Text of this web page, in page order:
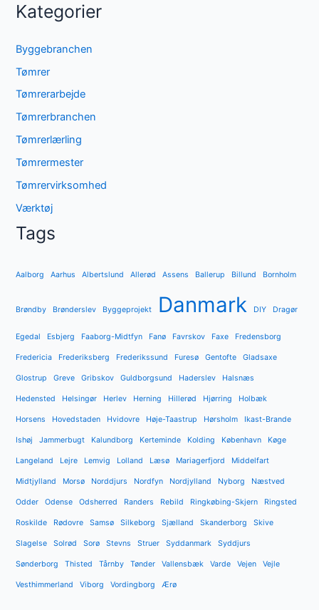
Kategorier
Byggebranchen
Tømrer
Tømrerarbejde
Tømrerbranchen
Tømrerlærling
Tømrermester
Tømrervirksomhed
Værktøj
Tags
Aalborg Aarhus Albertslund Allerød Assens Ballerup Billund Bornholm
Brøndby Brønderslev Byggeprojekt Danmark DIY Dragør
Egedal Esbjerg Faaborg-Midtfyn Fanø Favrskov Faxe Fredensborg
Fredericia Frederiksberg Frederikssund Furesø Gentofte Gladsaxe
Glostrup Greve Gribskov Guldborgsund Haderslev Halsnæs
Hedensted Helsingør Herlev Herning Hillerød Hjørring Holbæk
Horsens Hovedstaden Hvidovre Høje-Taastrup Hørsholm Ikast-Brande
Ishøj Jammerbugt Kalundborg Kerteminde Kolding København Køge
Langeland Lejre Lemvig Lolland Læsø Mariagerfjord Middelfart
Midtjylland Morsø Norddjurs Nordfyn Nordjylland Nyborg Næstved
Odder Odense Odsherred Randers Rebild Ringkøbing-Skjern Ringsted
Roskilde Rødovre Samsø Silkeborg Sjælland Skanderborg Skive
Slagelse Solrød Sorø Stevns Struer Syddanmark Syddjurs
Sønderborg Thisted Tårnby Tønder Vallensbæk Varde Vejen Vejle
Vesthimmerland Viborg Vordingborg Ærø